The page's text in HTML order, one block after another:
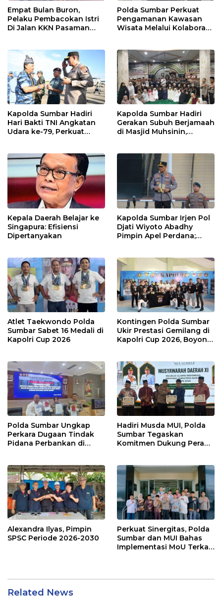
Empat Bulan Buron,
Pelaku Pembacokan Istri
Di Jalan KKN Pasaman
Pasbar Di Provinsi
Sumatera Utara
Polda Sumbar Perkuat
Pengamanan Kawasan
Wisata Melalui Kolaborasi
Kapolda Sumbar Hadiri
Hari Bakti TNI Angkatan
Udara ke-79, Perkuat
Kapolda Sumbar Hadiri
Gerakan Subuh Berjamaah
di Masjid Muhsinin,
Kepala Daerah Belajar ke
Singapura: Efisiensi
Dipertanyakan
Kapolda Sumbar Irjen Pol
Djati Wiyoto Abadhy
Pimpin Apel Perdana;
Atlet Taekwondo Polda
Sumbar Sabet 16 Medali di
Kapolri Cup 2026
Kontingen Polda Sumbar
Ukir Prestasi Gemilang di
Kapolri Cup 2026, Boyong
Polda Sumbar Ungkap
Perkara Dugaan Tindak
Pidana Perbankan di
3 Orang Ditetapkan
Tersangka
Hadiri Musda MUI, Polda
Sumbar Tegaskan
Komitmen Dukung Peran
Alexandra Ilyas, Pimpin
SPSC Periode 2026-2030
Perkuat Sinergitas, Polda
Sumbar dan MUI Bahas
Implementasi MoU Terkait
Related News